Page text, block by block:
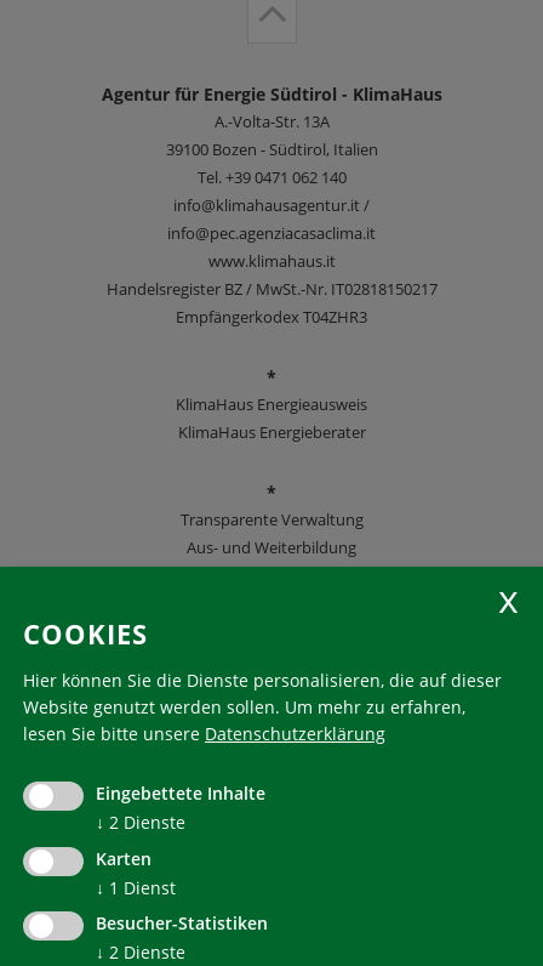
Agentur für Energie Südtirol - KlimaHaus
A.-Volta-Str. 13A
39100 Bozen - Südtirol, Italien
Tel. +39 0471 062 140
info@klimahausagentur.it /
info@pec.agenziacasaclima.it
www.klimahaus.it
Handelsregister BZ / MwSt.-Nr. IT02818150217
Empfängerkodex T04ZHR3
*
KlimaHaus Energieausweis
KlimaHaus Energieberater
*
Transparente Verwaltung
Aus- und Weiterbildung
KlimaHaus ist eine eingetragene Marke. Die Nutzung muss
communication@klimahausagentur.it
© 2022 Agentur für Energie Südtirol - KlimaHaus
COOKIES
Hier können Sie die Dienste personalisieren, die auf dieser
Website genutzt werden sollen. Um mehr zu erfahren,
lesen Sie bitte unsere Datenschutzerklärung
Eingebettete Inhalte
↓ 2 Dienste
Karten
↓ 1 Dienst
Besucher-Statistiken
↓ 2 Dienste